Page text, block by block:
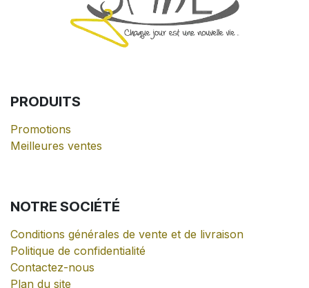
PRODUITS
Promotions
Meilleures ventes
NOTRE SOCIÉTÉ
Conditions générales de vente et de livraison
Politique de confidentialité
Contactez-nous
Plan du site